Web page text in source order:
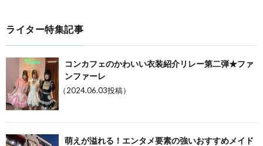
ライター特集記事
コンカフェのかわいい衣装紹介リレー第二弾★ファ
ンファーレ
（2024.06.03投稿）
萌えが溢れる！エンタメ要素の強いおすすめメイド